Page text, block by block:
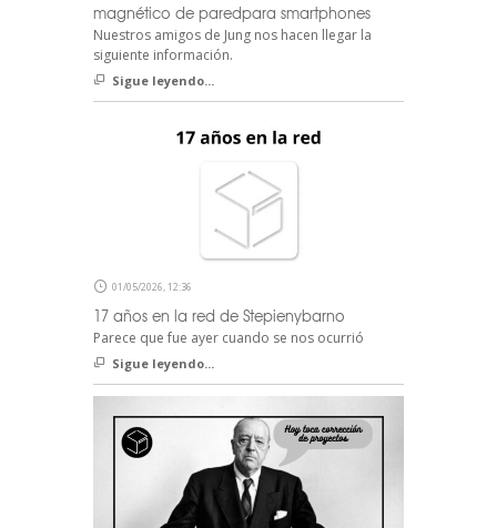
magnético de paredpara smartphones
Nuestros amigos de Jung nos hacen llegar la
siguiente información.
Sigue leyendo...
01/05/2026, 12:36
17 años en la red de Stepienybarno
Parece que fue ayer cuando se nos ocurrió
Sigue leyendo...